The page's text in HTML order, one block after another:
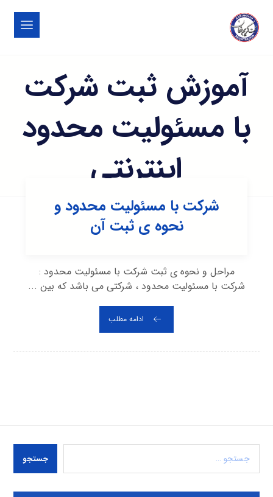
آموزش ثبت شرکت
با مسئولیت محدود
اینترنتی
شرکت با مسئولیت محدود و
نحوه ی ثبت آن
مراحل و نحوه ی ثبت شرکت با مسئولیت محدود :
شرکت با مسئولیت محدود ، شرکتی می باشد که بین ...
ادامه مطلب
جستجو